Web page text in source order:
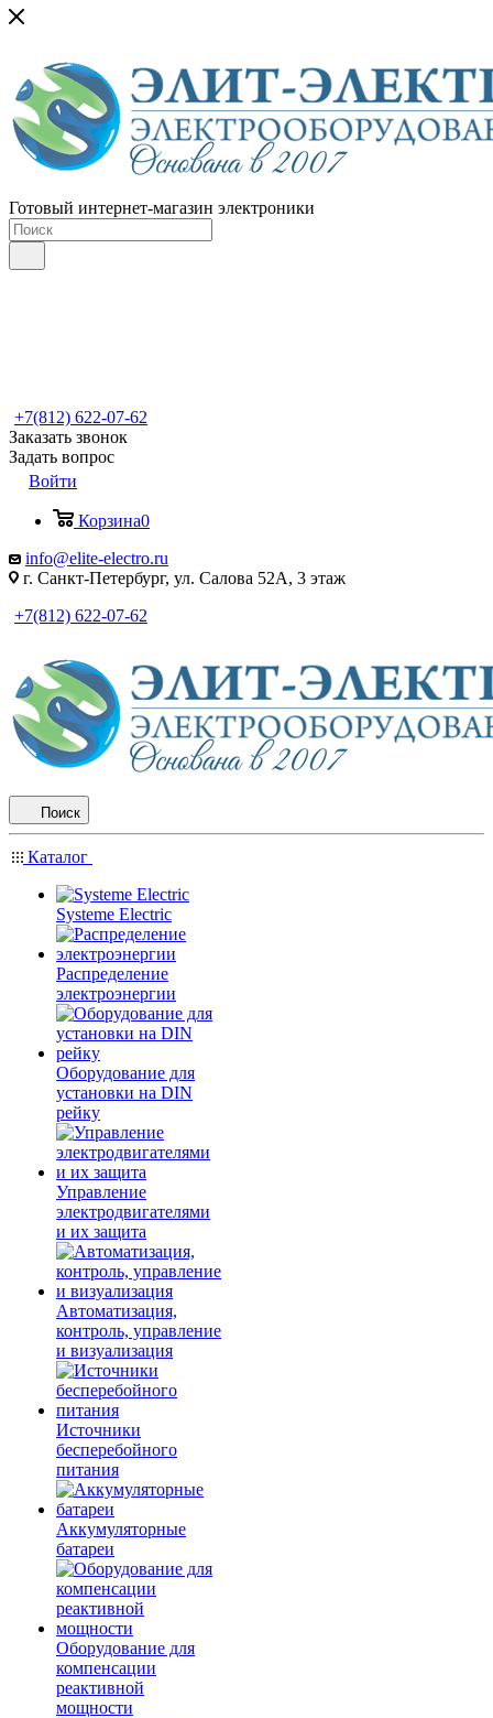
Готовый интернет-магазин электроники
+7(812) 622-07-62
Заказать звонок
Задать вопрос
Войти
Корзина0
info@elite-electro.ru
г. Санкт-Петербург, ул. Салова 52А, 3 этаж
+7(812) 622-07-62
Поиск
Каталог
Systeme Electric
Распределение
электроэнергии
Оборудование для
установки на DIN
рейку
Управление
электродвигателями
и их защита
Автоматизация,
контроль, управление
и визуализация
Источники
бесперебойного
питания
Аккумуляторные
батареи
Оборудование для
компенсации
реактивной
мощности